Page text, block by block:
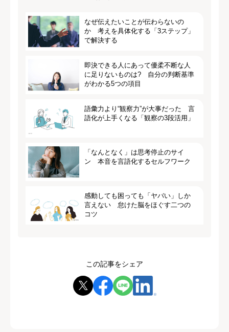
なぜ伝えたいことが伝わらないの
か 考えを具体化する「3ステップ」
で解決する
即決できる人にあって優柔不断な人
に足りないものは? 自分の判断基準
がわかる5つの項目
語彙力より“観察力”が大事だった 言
語化が上手くなる「観察の3段活用」
「なんとなく」は思考停止のサイ
ン 本音を言語化するセルフワーク
感動しても困っても「ヤバい」しか
言えない 怠けた脳をほぐす二つの
コツ
この記事をシェア